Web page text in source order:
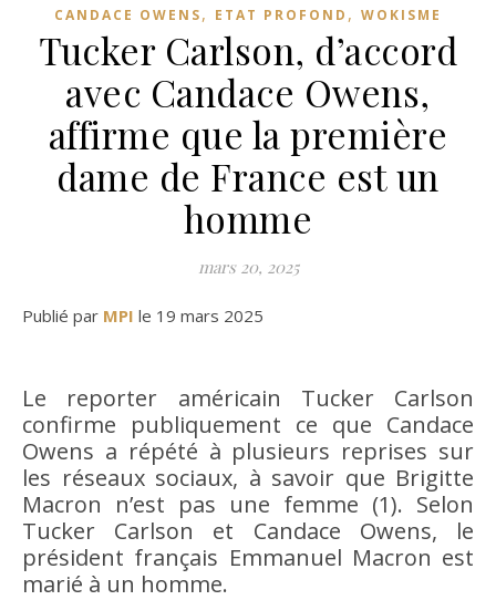
CANDACE OWENS, ETAT PROFOND , WOKISME
Tucker Carlson, d’accord
avec Candace Owens,
affirme que la première
dame de France est un
homme
mars 20, 2025
Publié par MPI le 19 mars 2025
Le reporter américain Tucker Carlson
confirme publiquement ce que Candace
Owens a répété à plusieurs reprises sur
les réseaux sociaux, à savoir que Brigitte
Macron n’est pas une femme (1). Selon
Tucker Carlson et Candace Owens, le
président français Emmanuel Macron est
marié à un homme.